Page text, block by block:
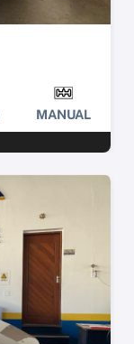
MANUAL